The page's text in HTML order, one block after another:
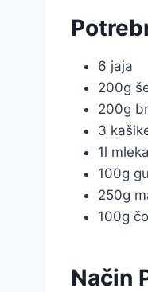
6 jaja
200g
200g
3
1l mleka
100g
250g
100g
Način